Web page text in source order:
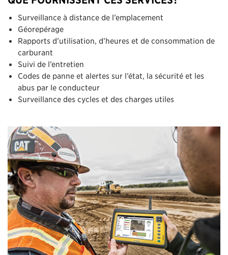
Surveillance à distance de l’emplacement
Géorepérage
Rapports d’utilisation, d’heures et de consommation de
carburant
Suivi de l’entretien
Codes de panne et alertes sur l’état, la sécurité et les
abus par le conducteur
Surveillance des cycles et des charges utiles